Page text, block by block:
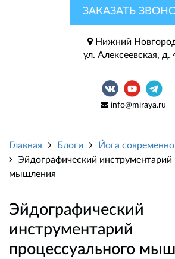
ЗАКАЗАТЬ
Нижний
ул. Алексеевская, д.
info@miraya.ru
Главная Блоги
Йога
Эйдографический инструментарий
мышления
Эйдографический
инструментарий
процессуального